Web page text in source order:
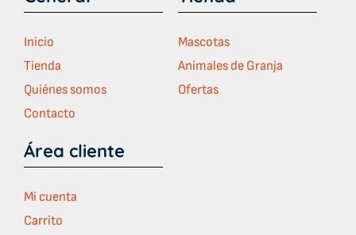
Inicio
Tienda
Quiénes somos
Contacto
Área cliente
Mi cuenta
Carrito
Mascotas
Animales de Granja
Ofertas